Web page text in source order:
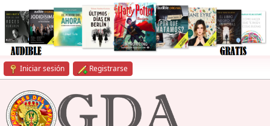
Iniciar sesión Registrarse